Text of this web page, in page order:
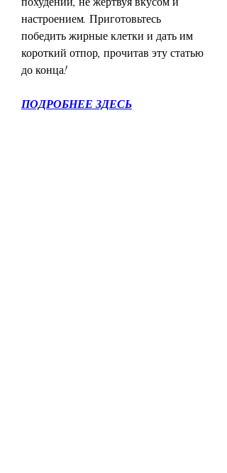
настроением. Приготовьтесь
победить жирные клетки и дать им
короткий отпор, прочитав эту статью
до конца!
ПОДРОБНЕЕ ЗДЕСЬ